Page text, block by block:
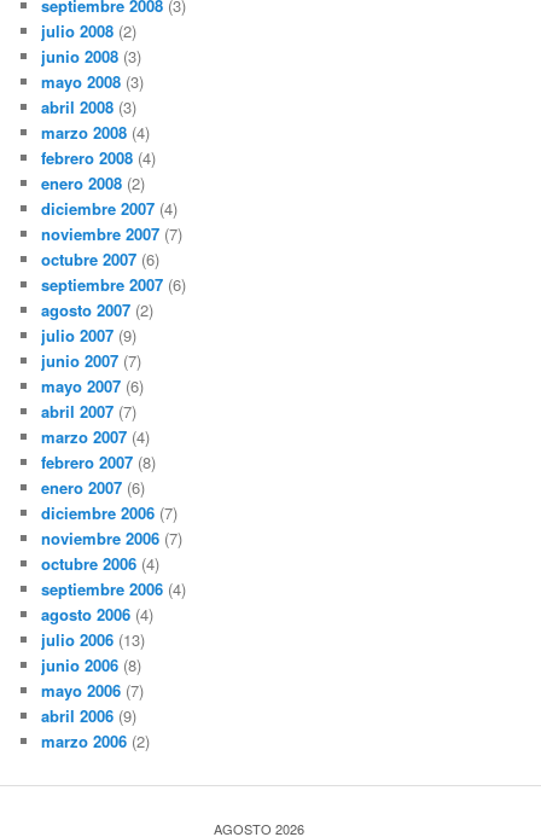
septiembre 2008 (3)
julio 2008 (2)
junio 2008 (3)
mayo 2008 (3)
abril 2008 (3)
marzo 2008 (4)
febrero 2008 (4)
enero 2008 (2)
diciembre 2007 (4)
noviembre 2007 (7)
octubre 2007 (6)
septiembre 2007 (6)
agosto 2007 (2)
julio 2007 (9)
junio 2007 (7)
mayo 2007 (6)
abril 2007 (7)
marzo 2007 (4)
febrero 2007 (8)
enero 2007 (6)
diciembre 2006 (7)
noviembre 2006 (7)
octubre 2006 (4)
septiembre 2006 (4)
agosto 2006 (4)
julio 2006 (13)
junio 2006 (8)
mayo 2006 (7)
abril 2006 (9)
marzo 2006 (2)
AGOSTO 2026